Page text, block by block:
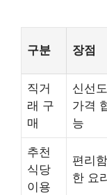
구분 장점
직거
래 구
매
신선
가격
능
추천
식당
이용
편리
한 요